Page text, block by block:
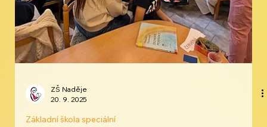
20. 9. 2025